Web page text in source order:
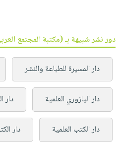
دور نشر شبيهة بـ (مكتبة المجتمع
دار المسيرة للطباعة والنشر
دار اليازوري العلمية دار
دار الكتب العلمية دار